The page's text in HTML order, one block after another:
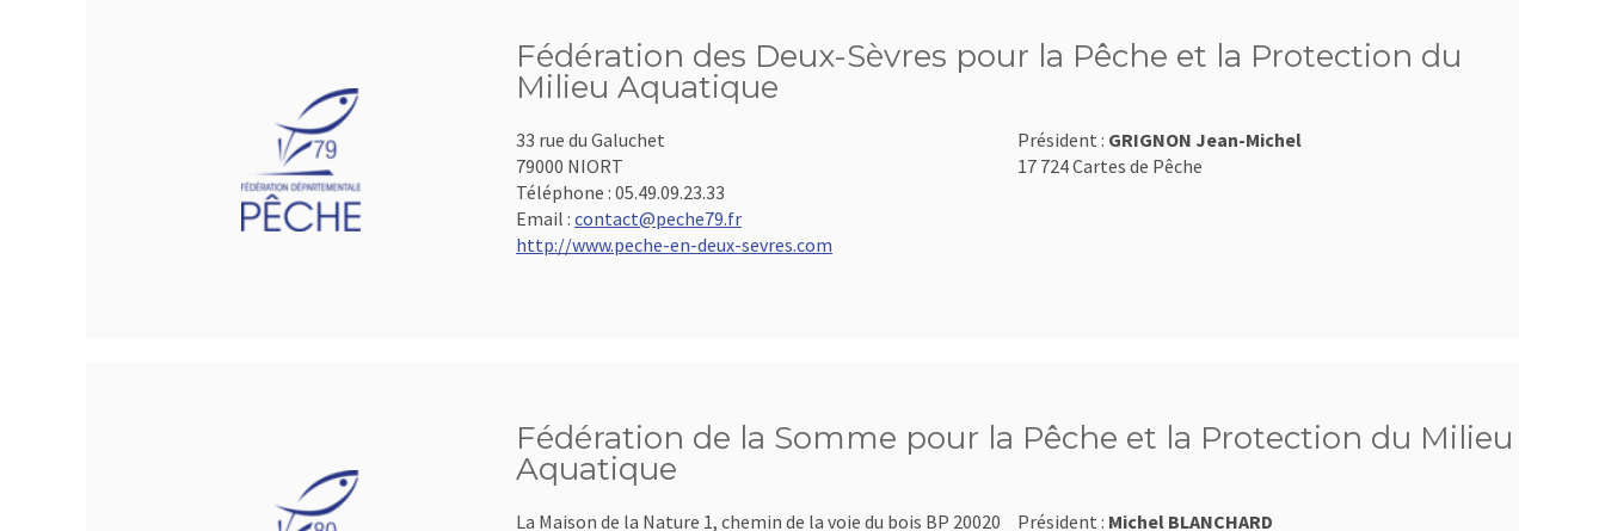
Fédération des Deux-Sèvres pour la Pêche et la Protection du
Milieu Aquatique
33 rue du Galuchet
79000 NIORT
Téléphone : 05.49.09.23.33
Email : contact@peche79.fr
http://www.peche-en-deux-sevres.com
Président : GRIGNON Jean-Michel
17 724 Cartes de Pêche
Fédération de la Somme pour la Pêche et la Protection du Milieu
Aquatique
La Maison de la Nature 1, chemin de la voie du bois BP 20020 Président : Michel BLANCHARD